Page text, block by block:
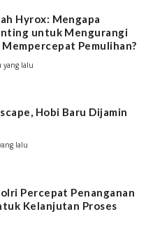
Hyrox: Mengapa
untuk Mengurangi
Pemulihan?
yang lalu
Hobi Baru Dijamin
lalu
Percepat Penanganan
Kelanjutan Proses